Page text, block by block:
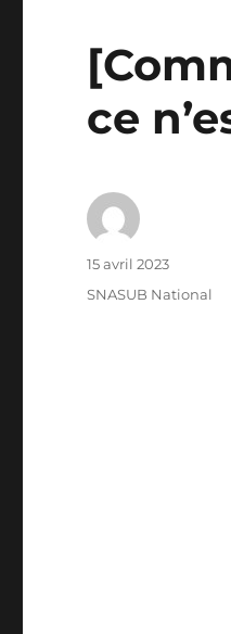
ce
Auteur
Publié
15 avril 2023
Catégories
SNASUB National